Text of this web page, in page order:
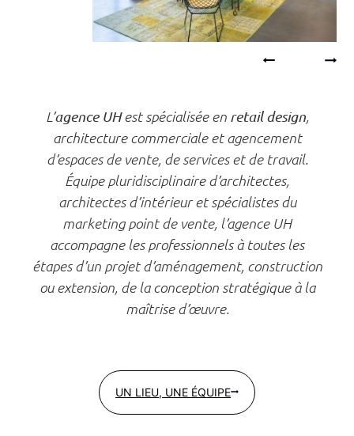
L’agence UHest spécialisée en retail design,
architecture commerciale et agencement
d’espaces de vente, de services et de travail.
Équipe pluridisciplinaire d’architectes,
architectes d’intérieur et spécialistes du
marketing point de vente, l’agence UH
accompagne les professionnels à toutes les
étapes d’un projet d’aménagement, construction
ou extension, de la conception stratégique à la
maîtrise d’œuvre.
UN LIEU, UNE ÉQUIPE